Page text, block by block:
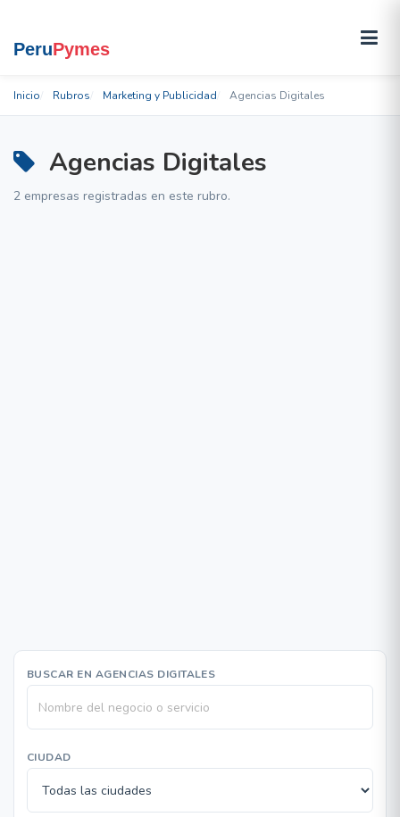
Inicio Rubros Marketing y Publicidad Agencias Digitales
Agencias Digitales
2 empresas registradas en este rubro.
BUSCAR EN AGENCIAS DIGITALES
CIUDAD